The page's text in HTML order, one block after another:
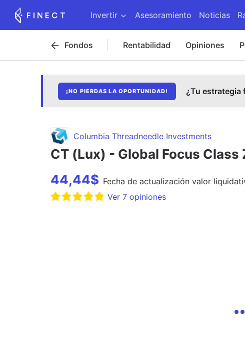
Invertir Asesoramiento Noticias
Fondos Rentabilidad Opiniones
¡NO PIERDAS LA OPORTUNIDAD! ¿Tu estrategia
Columbia Threadneedle Investments
CT (Lux) - Global Focus
44,44$ Fecha de actualización valor
Ver 7 opiniones